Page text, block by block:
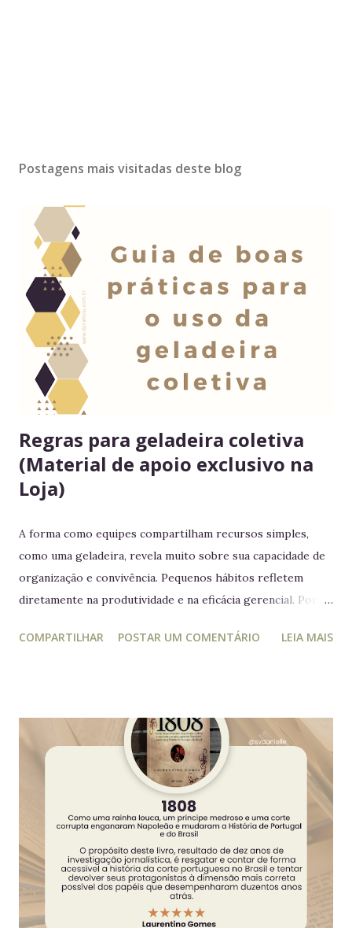
Postagens mais visitadas deste blog
Regras para geladeira coletiva
(Material de apoio exclusivo na
Loja)
A forma como equipes compartilham recursos simples,
como uma geladeira, revela muito sobre sua capacidade de
organização e convivência. Pequenos hábitos refletem
diretamente na produtividade e na eficácia gerencial. Por
da educação estratégica e gerencial : respeito ao espaço
convivência e evita conflitos desnecessários. 2. Organize
seus alimentos em um único espaço Facilita o controle da
validade e mantém a geladeira práticas para todos. 3.
Consuma apenas o que é seu Evita mal-entendidos e
reforça a confiança entre colegas. 4. Derramou algo? Limpe
na hora Higiene imediata garante um ambiente limpo e
agradável para o próximo usuário. 5. Não deixe alimentos
estragarem Escolha um dia fixo da semana para revisar
seus itens e evitar desperdício. 6....
COMPARTILHAR POSTAR UM COMENTÁRIO LEIA MAIS